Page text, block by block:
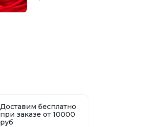
Доставим бесплатно
при заказе от 10000
руб